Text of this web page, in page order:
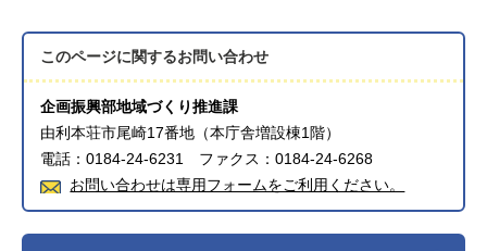
このページに関するお問い合わせ
企画振興部地域づくり推進課
由利本荘市尾崎17番地（本庁舎増設棟1階）
電話：0184-24-6231 ファクス：0184-24-6268
お問い合わせは専用フォームをご利用ください。